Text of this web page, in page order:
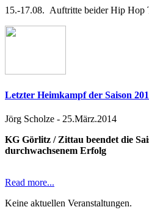
15.-17.08. Auftritte beider Hip Hop
Letzter Heimkampf der Saison
Jörg Scholze - 25.März.2014
KG Görlitz / Zittau beendet die
durchwachsenem Erfolg
Read more...
Keine aktuellen Veranstaltungen.